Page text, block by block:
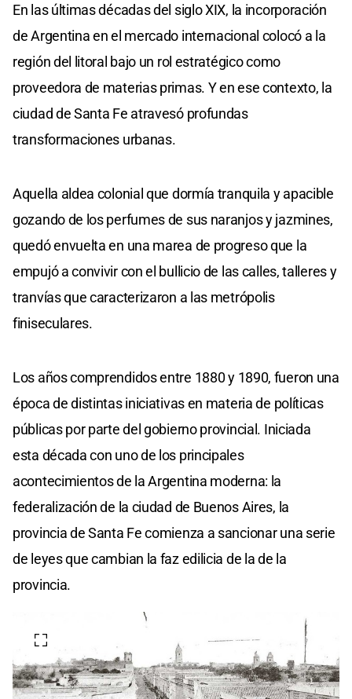
En las últimas décadas del siglo XIX, la incorporación
de Argentina en el mercado internacional colocó a la
región del litoral bajo un rol estratégico como
proveedora de materias primas. Y en ese contexto, la
ciudad de Santa Fe atravesó profundas
transformaciones urbanas.
Aquella aldea colonial que dormía tranquila y apacible
gozando de los perfumes de sus naranjos y jazmines,
quedó envuelta en una marea de progreso que la
empujó a convivir con el bullicio de las calles, talleres y
tranvías que caracterizaron a las metrópolis
finiseculares.
Los años comprendidos entre 1880 y 1890, fueron una
época de distintas iniciativas en materia de políticas
públicas por parte del gobierno provincial. Iniciada
esta década con uno de los principales
acontecimientos de la Argentina moderna: la
federalización de la ciudad de Buenos Aires, la
provincia de Santa Fe comienza a sancionar una serie
de leyes que cambian la faz edilicia de la de la
provincia.